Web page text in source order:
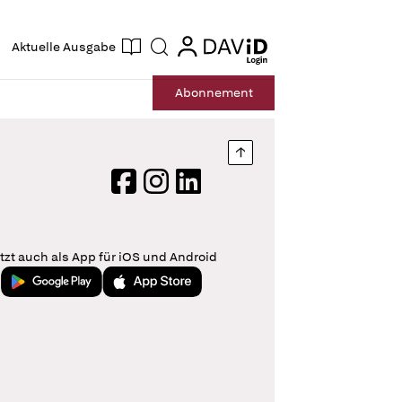
Aktuelle Ausgabe Suche login
login
Abonnement
Nach oben springen
FacebookInstagram
LinkedIn
auch als App für iOS und Android
Jetzt bei Google PlayLaden im App Store